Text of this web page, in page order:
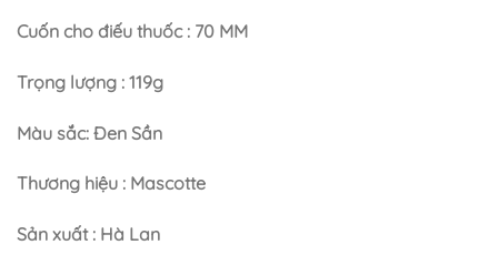
Cuốn cho điếu thuốc : 70 MM
Trọng lượng : 119g
Màu sắc: Đen Sần
Thương hiệu : Mascotte
Sản xuất : Hà Lan